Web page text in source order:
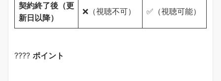
契約終了後（更
新日以降）
❌（視聴不可） ✅（視聴可能）
???? ポイント